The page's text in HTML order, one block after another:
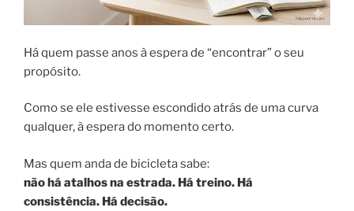
Há quem passe anos à espera de “encontrar” o seu
propósito.
Como se ele estivesse escondido atrás de uma curva
qualquer, à espera do momento certo.
Mas quem anda de bicicleta sabe:
não há atalhos na estrada. Há treino. Há
consistência. Há decisão.